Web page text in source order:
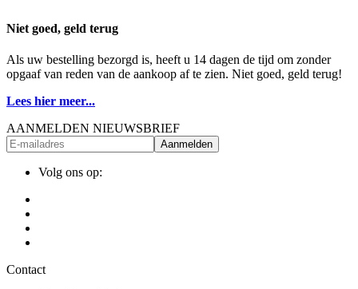
Niet goed, geld terug
Als uw bestelling bezorgd is, heeft u 14 dagen de tijd om zonder
opgaaf van reden van de aankoop af te zien. Niet goed, geld terug!
Lees hier meer...
AANMELDEN NIEUWSBRIEF
Aanmelden
Volg ons op:
Contact